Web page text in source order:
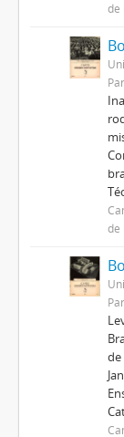
de
de
de